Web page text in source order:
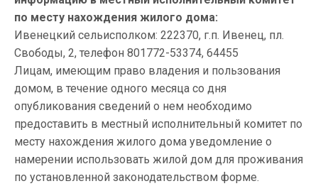
по месту нахождения жилого дома:
Ивенецкий сельисполком: 222370, г.п. Ивенец, пл.
Свободы, 2, телефон 801772-53374, 64455
Лицам, имеющим право владения и пользования
домом, в течение одного месяца со дня
опубликования сведений о нем необходимо
предоставить в местный исполнительный комитет по
месту нахождения жилого дома уведомление о
намерении использовать жилой дом для проживания
по установленной законодательством форме.